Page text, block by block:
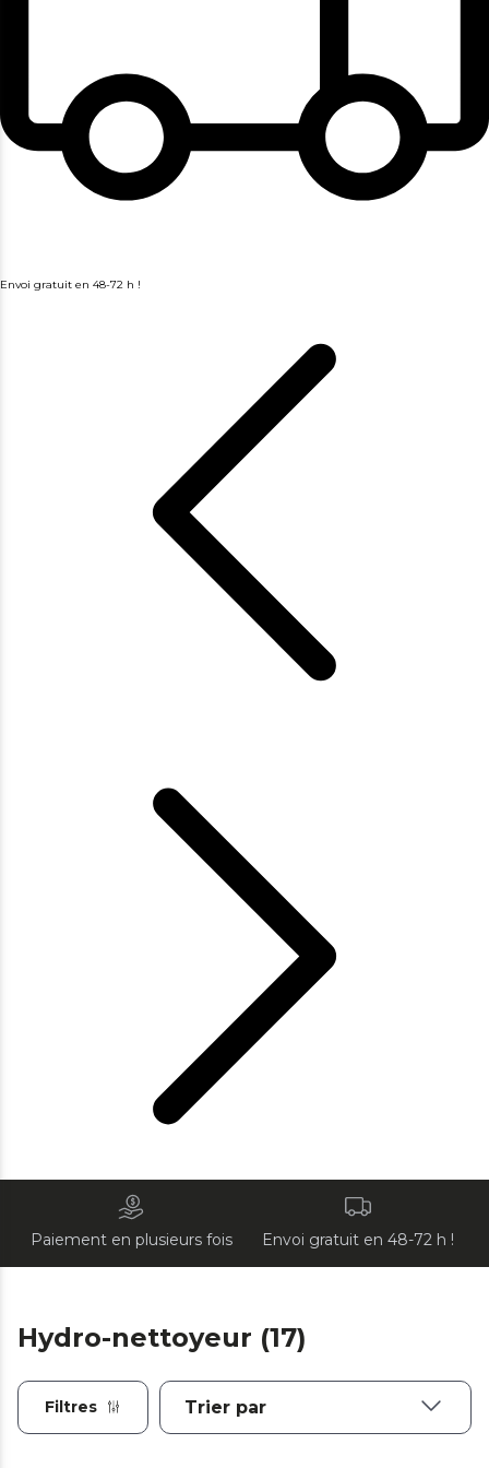
Envoi gratuit en 48-72 h !
Paiement en plusieurs fois Envoi gratuit en 48-72 h !
Hydro-nettoyeur (17)
Filtres